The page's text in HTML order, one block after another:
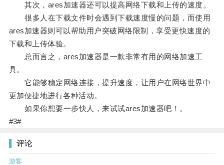
其次，ares加速器还可以提高网络下载和上传的速度。
很多人在下载文件时会遇到下载速度慢的问题，而使用
ares加速器则可以帮助用户突破网络限制，享受更快速度的
下载和上传体验。
总而言之，ares加速器是一款非常有用的网络加速工
具。
它能够稳定网络连接，提升速度，让用户在网络世界中
更加便捷地进行各种活动。
如果你想要一步快人，来试试ares加速器吧！。
#3#
评论
游客